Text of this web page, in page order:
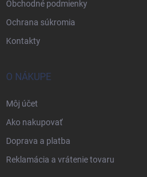
Obchodné podmienky
Ochrana súkromia
Kontakty
O NÁKUPE
Môj účet
Ako nakupovať
Doprava a platba
Reklamácia a vrátenie tovaru